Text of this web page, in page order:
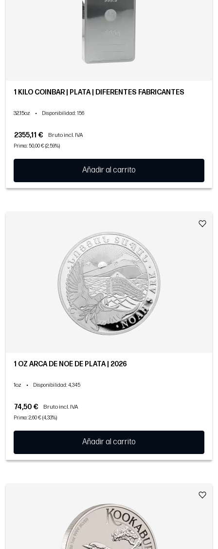
1 KILO COINBAR | PLATA | DIFERENTES FABRICANTES
32.15oz • Disponibilidad: 156
2355,11 € Bruto incl. IVA
Prima: 50,00 € (2,59%)
Añadir al carrito
1 OZ ARCA DE NOÉ DE PLATA | 2026
1oz • Disponibilidad: 4,345
74,50 € Bruto incl. IVA
Prima: 2,60 € (4,33%)
Añadir al carrito